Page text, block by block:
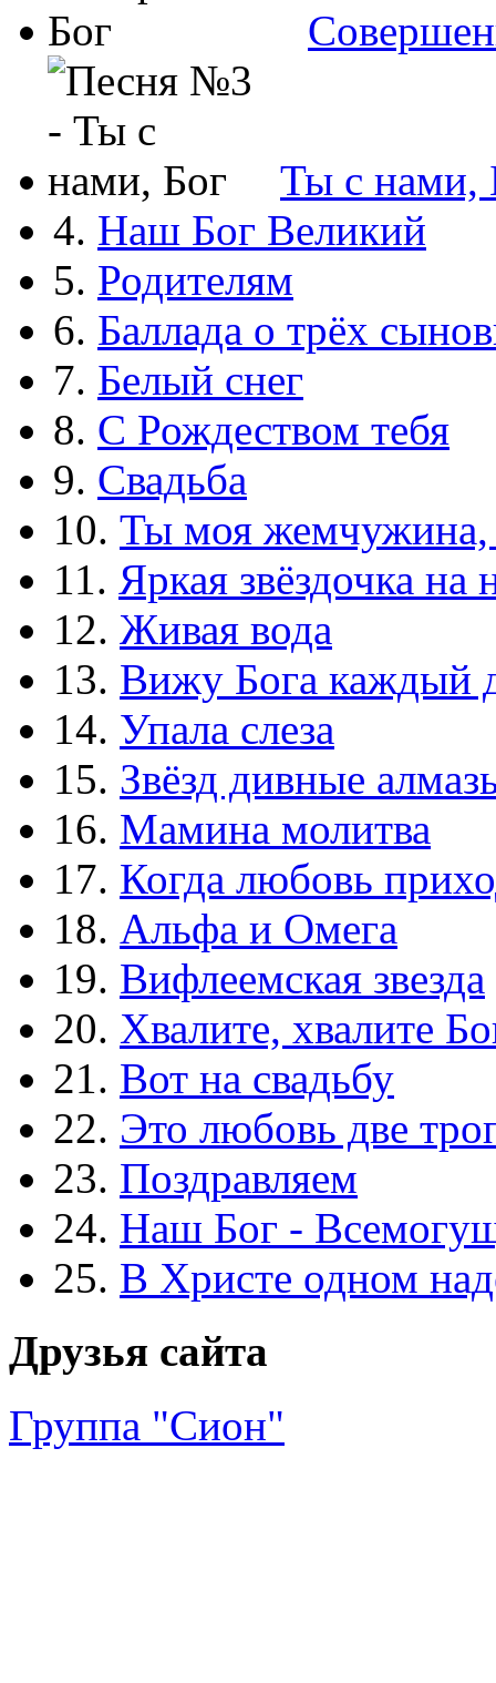
Ты с нами,
4. Наш Бог Великий
5. Родителям
6. Баллада о трёх
7. Белый снег
8. С Рождеством тебя
9. Свадьба
10. Ты моя жемчужина,
11. Яркая звёздочка на
12. Живая вода
13. Вижу Бога каждый
14. Упала слеза
15. Звёзд дивные
16. Мамина молитва
17. Когда любовь
18. Альфа и Омега
19. Вифлеемская звезда
20. Хвалите, хвалите
21. Вот на свадьбу
22. Это любовь две
23. Поздравляем
24. Наш Бог -
25. В Христе одном
Друзья сайта
Группа "Сион"